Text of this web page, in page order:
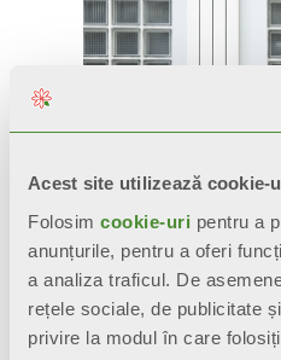
Acest site utilizează cookie-
Folosim cookie-uri pentru a
anunțurile, pentru a oferi
a analiza traficul. De
rețele sociale, de publicitate
privire la modul în care
GARDA